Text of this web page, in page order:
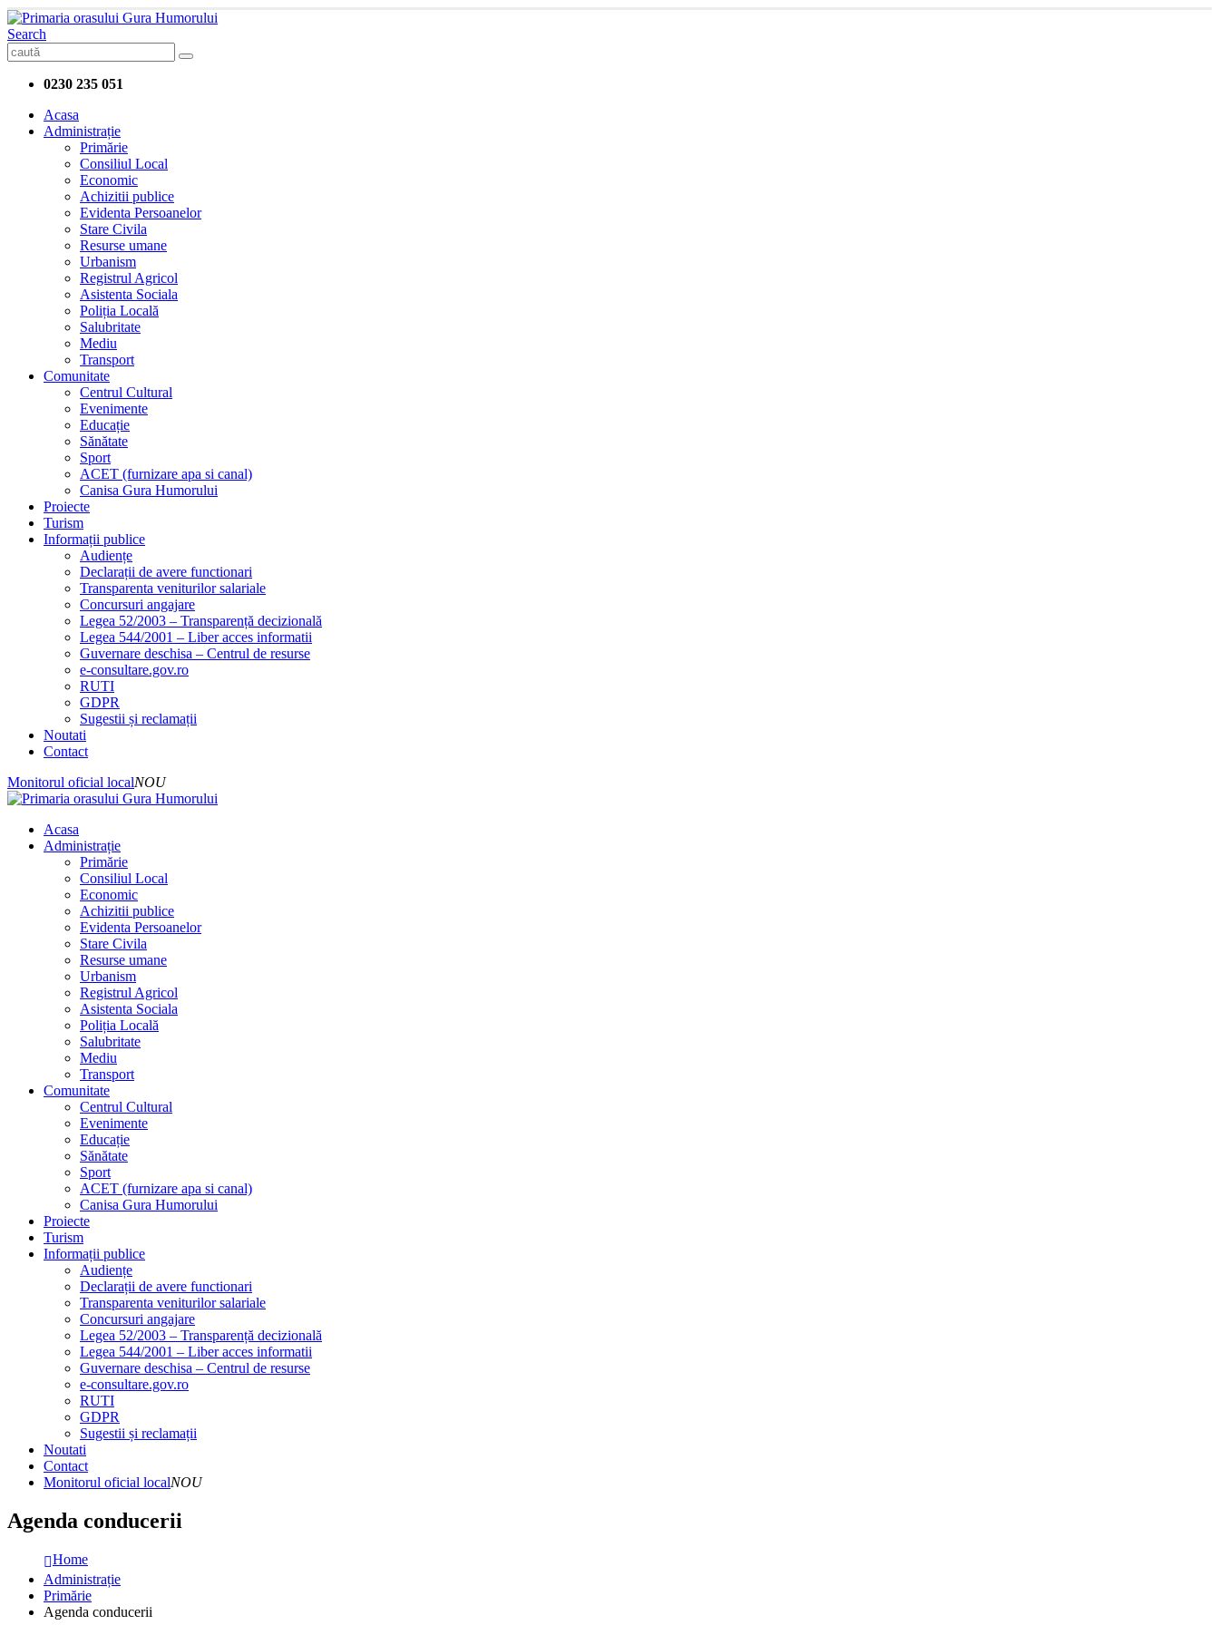
Search
0230 235 051
Acasa
Administrație
Primărie
Consiliul Local
Economic
Achizitii publice
Evidenta Persoanelor
Stare Civila
Resurse umane
Urbanism
Registrul Agricol
Asistenta Sociala
Poliția Locală
Salubritate
Mediu
Transport
Comunitate
Centrul Cultural
Evenimente
Educație
Sănătate
Sport
ACET (furnizare apa si canal)
Canisa Gura Humorului
Proiecte
Turism
Informații publice
Audiențe
Declarații de avere functionari
Transparenta veniturilor salariale
Concursuri angajare
Legea 52/2003 – Transparență decizională
Legea 544/2001 – Liber acces informatii
Guvernare deschisa – Centrul de resurse
e-consultare.gov.ro
RUTI
GDPR
Sugestii și reclamații
Noutati
Contact
Monitorul oficial localNOU
Acasa
Administrație
Primărie
Consiliul Local
Economic
Achizitii publice
Evidenta Persoanelor
Stare Civila
Resurse umane
Urbanism
Registrul Agricol
Asistenta Sociala
Poliția Locală
Salubritate
Mediu
Transport
Comunitate
Centrul Cultural
Evenimente
Educație
Sănătate
Sport
ACET (furnizare apa si canal)
Canisa Gura Humorului
Proiecte
Turism
Informații publice
Audiențe
Declarații de avere functionari
Transparenta veniturilor salariale
Concursuri angajare
Legea 52/2003 – Transparență decizională
Legea 544/2001 – Liber acces informatii
Guvernare deschisa – Centrul de resurse
e-consultare.gov.ro
RUTI
GDPR
Sugestii și reclamații
Noutati
Contact
Monitorul oficial localNOU
Agenda conducerii
Home
Administrație
Primărie
Agenda conducerii